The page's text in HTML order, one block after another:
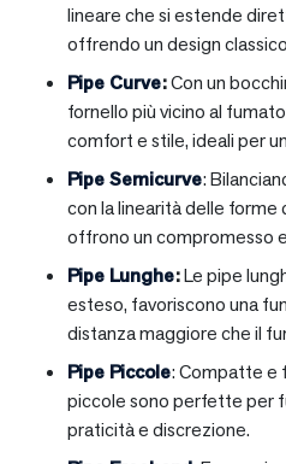
lineare che si estende
offrendo un design
Pipe Curve:Con un
fornello più vicino al
comfort e stile, ideali per
Pipe Semicurve:
con la linearità delle
offrono un compromesso
Pipe Lunghe:Le pipe
esteso, favoriscono una
distanza maggiore che il
Pipe Piccole: Compatte e
piccole sono perfette per
praticità e discrezione.